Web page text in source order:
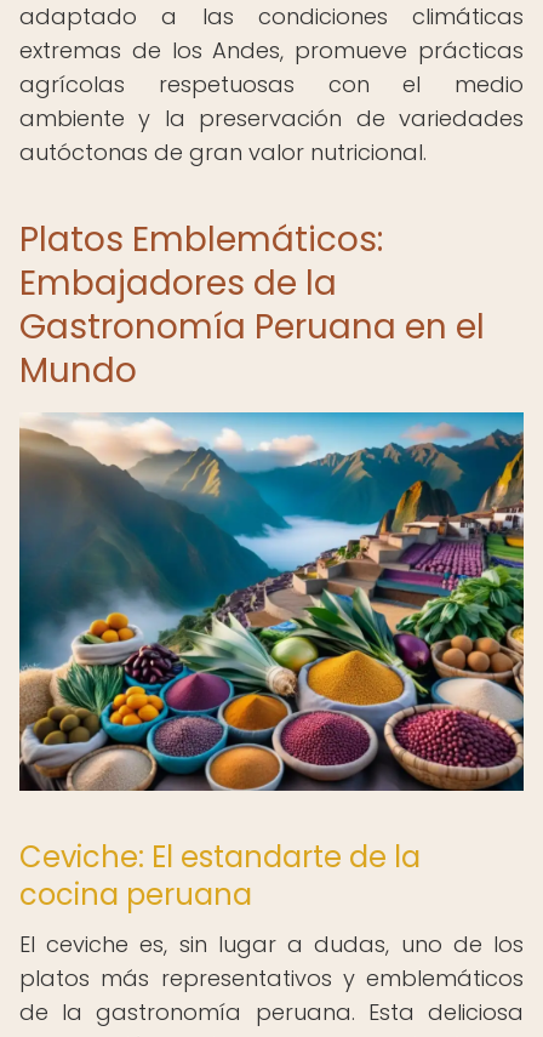
adaptado a las condiciones climáticas
extremas de los Andes, promueve prácticas
agrícolas respetuosas con el medio
ambiente y la preservación de variedades
autóctonas de gran valor nutricional.
Platos Emblemáticos:
Embajadores de la
Gastronomía Peruana en el
Mundo
Ceviche: El estandarte de la
cocina peruana
El ceviche es, sin lugar a dudas, uno de los
platos más representativos y emblemáticos
de la gastronomía peruana. Esta deliciosa